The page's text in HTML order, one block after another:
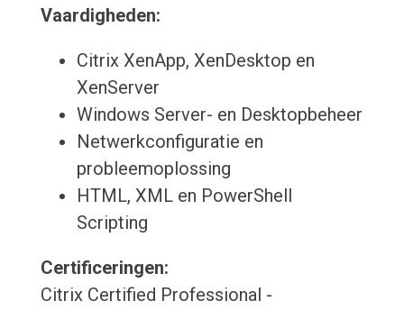
Vaardigheden:
Citrix XenApp, XenDesktop en
XenServer
Windows Server- en Desktopbeheer
Netwerkconfiguratie en
probleemoplossing
HTML, XML en PowerShell
Scripting
Certificeringen:
Citrix Certified Professional -